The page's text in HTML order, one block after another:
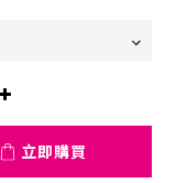
立即購買